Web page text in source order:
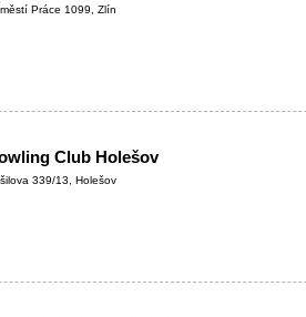
Práce 1099, Zlín
Club Holešov
339/13, Holešov